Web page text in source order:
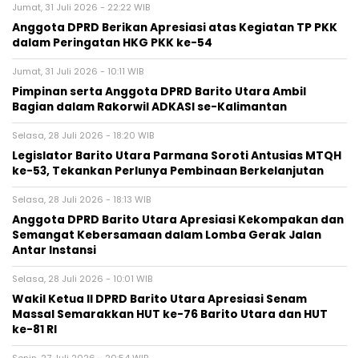
Jumat, 31 Juli 2026 - 22:22 WIB
Anggota DPRD Berikan Apresiasi atas Kegiatan TP PKK
dalam Peringatan HKG PKK ke-54
Jumat, 31 Juli 2026 - 10:11 WIB
Pimpinan serta Anggota DPRD Barito Utara Ambil
Bagian dalam Rakorwil ADKASI se-Kalimantan
Selasa, 28 Juli 2026 - 18:20 WIB
Legislator Barito Utara Parmana Soroti Antusias MTQH
ke-53, Tekankan Perlunya Pembinaan Berkelanjutan
Selasa, 28 Juli 2026 - 18:13 WIB
Anggota DPRD Barito Utara Apresiasi Kekompakan dan
Semangat Kebersamaan dalam Lomba Gerak Jalan
Antar Instansi
Selasa, 28 Juli 2026 - 10:01 WIB
Wakil Ketua II DPRD Barito Utara Apresiasi Senam
Massal Semarakkan HUT ke-76 Barito Utara dan HUT
ke-81 RI